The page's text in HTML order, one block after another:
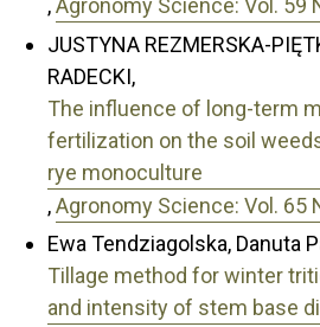
,Agronomy Science: Vol. 59
JUSTYNA REZMERSKA-
RADECKI,
The influence of long-term
fertilization on the soil
rye monoculture
,Agronomy Science: Vol. 65
Ewa Tendziagolska, Danuta
Tillage method for winter
and intensity of stem base